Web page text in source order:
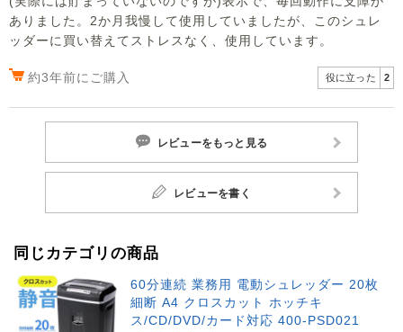
ありました。2か月我慢して使用していましたが、このシュレ
ッダーに買い替えてストレスなく、使用しています。
約3年前にご購入 役に立った 2
レビューをもっと見る
レビューを書く
同じカテゴリの商品
60分連続 業務用 電動シュレッダー 20枚
細断 A4 クロスカット ホッチキ
ス/CD/DVD/カード対応 400-PSD021